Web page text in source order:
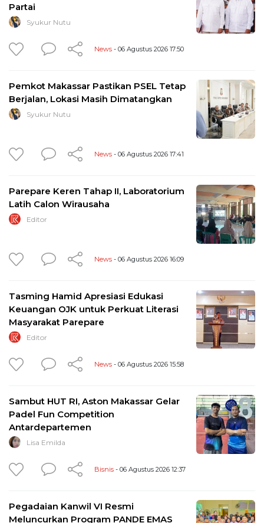
Partai
Syukur Nutu
News - 06 Agustus 2026 17:50
Pemkot Makassar Pastikan PSEL Tetap
Berjalan, Lokasi Masih Dimatangkan
Syukur Nutu
News - 06 Agustus 2026 17:41
Parepare Keren Tahap II, Laboratorium
Latih Calon Wirausaha
Editor
News - 06 Agustus 2026 16:09
Tasming Hamid Apresiasi Edukasi
Keuangan OJK untuk Perkuat Literasi
Masyarakat Parepare
Editor
News - 06 Agustus 2026 15:58
Sambut HUT RI, Aston Makassar Gelar
Padel Fun Competition
Antardepartemen
Lisa Emilda
Bisnis - 06 Agustus 2026 12:37
Pegadaian Kanwil VI Resmi
Meluncurkan Program PANDE EMAS